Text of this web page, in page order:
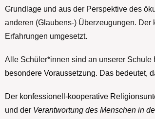
Grundlage und aus der Perspektive des
anderen (Glaubens-) Überzeugungen. Der
Erfahrungen umgesetzt.
Alle Schüler*innen sind an unserer
besondere Voraussetzung. Das bedeutet,
Der konfessionell-kooperative
und der Verantwortung des Menschen in